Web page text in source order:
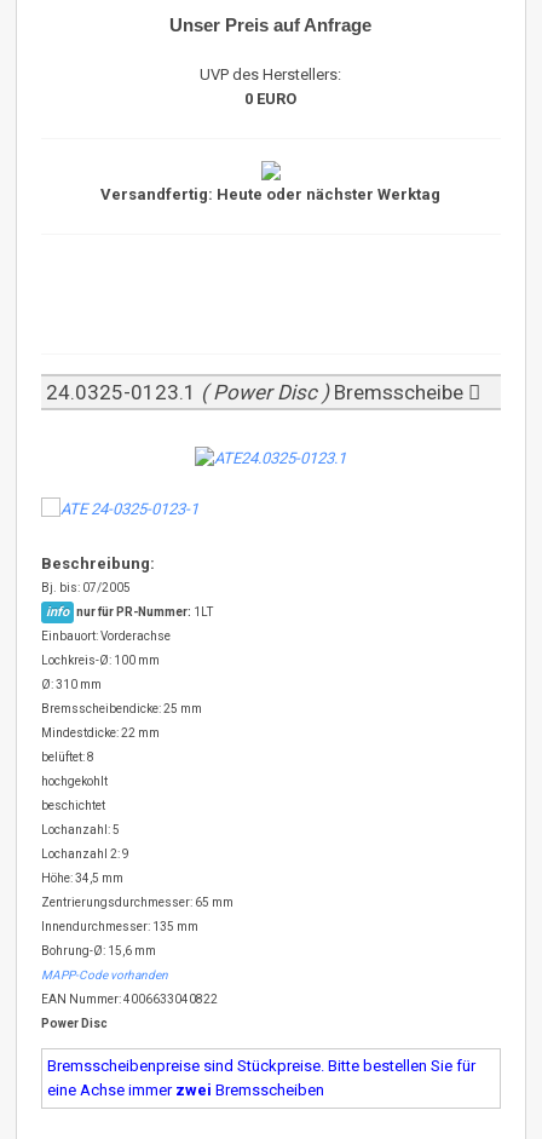
Unser Preis auf Anfrage
UVP des Herstellers:
0 EURO
Versandfertig: Heute oder nächster Werktag
24.0325-0123.1 ( Power Disc ) Bremsscheibe
Beschreibung:
Bj. bis: 07/2005
info nur für PR-Nummer: 1LT
Einbauort: Vorderachse
Lochkreis-Ø: 100 mm
Ø: 310 mm
Bremsscheibendicke: 25 mm
Mindestdicke: 22 mm
belüftet: 8
hochgekohlt
beschichtet
Lochanzahl: 5
Lochanzahl 2: 9
Höhe: 34,5 mm
Zentrierungsdurchmesser: 65 mm
Innendurchmesser: 135 mm
Bohrung-Ø: 15,6 mm
MAPP-Code vorhanden
EAN Nummer: 4006633040822
Power Disc
Bremsscheibenpreise sind Stückpreise. Bitte bestellen Sie für
eine Achse immer zwei Bremsscheiben